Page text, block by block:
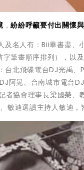
，紛紛呼籲要付出關懷
人有：Bii畢書盡、
筆畫順序排列），以
台北飛碟電台DJ光禹
阿晃、台南城市電台
協會理事長梁國榮、
迪選讀主持人敏迪，